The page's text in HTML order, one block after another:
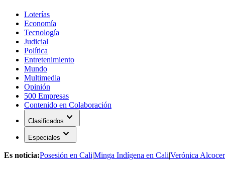
Loterías
Economía
Tecnología
Judicial
Política
Entretenimiento
Mundo
Multimedia
Opinión
500 Empresas
Contenido en Colaboración
Clasificados expand_more
Especiales expand_more
Es noticia:Posesión en Cali|Minga Indígena en Cali|Verónica Alcocer